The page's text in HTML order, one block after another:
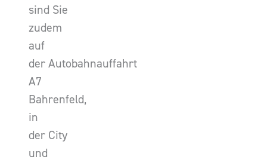
sind Sie
zudem
auf
der Autobahnauffahrt
A7
Bahrenfeld,
in
der City
und